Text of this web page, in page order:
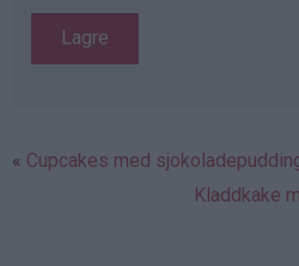
Cupcakes med
Kladdkake